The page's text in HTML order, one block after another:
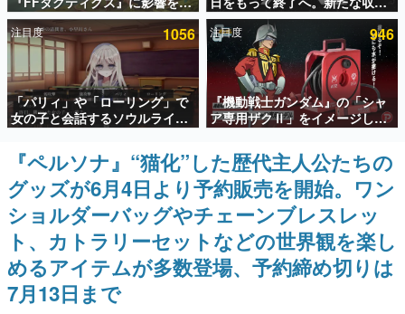
インタビュー
連載・特集一覧
殿堂入り記事
SNS拡散数が数千以上！ ページビュー数万以上！ などな
ど。多くの人々に読まれた、電ファミ渾身の“殿堂入り”記
事をまとめました。
ゲームの企画書
名作ゲームクリエイターの方々に製作時のエピソードをお
聞きし、ヒットする企画（ゲーム）とは何か？を探ってい
きます。
赫本
この物語を解いてはいけない。『赫本』は、〈試験問題〉
の形をした短編ホラー小説集です。
新世代に訊く
けた新作戦略RPG『Beaten
Path』2027年に発売へ。
PC（Steam）、PS5、Xbox、
Switch向けにリリース予定
化制度「Original Content
Rewards Program」を発表
注目度 1056
「パリィ」や「ローリング」で
女の子と会話するソウルライク
恋愛ゲーム『小早川さんはソウ
ルライク』無料公開。返事に失
敗すると「YOU DIED」
注目度 946
『機動戦士ガンダム』の「シャ
ア専用ザクⅡ」をイメージした
散水ホースリールが予約開始。
本体にはシャアのパーソナルマ
ークやジオン公国軍のエンブレ
ム、型式番号などを配置
『ペルソナ』“猫化”した歴代主人公たちの
グッズが6月4日より予約販売を開始。ワン
ショルダーバッグやチェーンブレスレッ
ト、カトラリーセットなどの世界観を楽し
めるアイテムが多数登場、予約締め切りは
7月13日まで